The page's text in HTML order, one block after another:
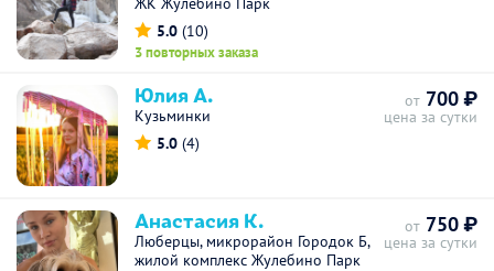
5.0 (10)
3 повторных заказа
Юлия А.
Кузьминки
5.0 (4)
от 700 ₽
цена за сутки
Анастасия К.
Люберцы, микрорайон Городок Б,
жилой комплекс Жулебино Парк
от 750 ₽
цена за сутки